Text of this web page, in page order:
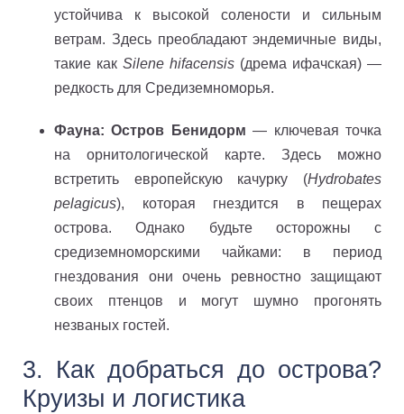
устойчива к высокой солености и сильным
ветрам. Здесь преобладают эндемичные виды,
такие как Silene hifacensis (дрема ифачская) —
редкость для Средиземноморья.
Фауна: Остров Бенидорм — ключевая точка
на орнитологической карте. Здесь можно
встретить европейскую качурку (Hydrobates
pelagicus), которая гнездится в пещерах
острова. Однако будьте осторожны с
средиземноморскими чайками: в период
гнездования они очень ревностно защищают
своих птенцов и могут шумно прогонять
незваных гостей.
3. Как добраться до острова?
Круизы и логистика